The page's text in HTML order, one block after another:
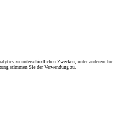
zu unterschiedlichen Zwecken, unter anderem für
stimmen Sie der Verwendung zu.